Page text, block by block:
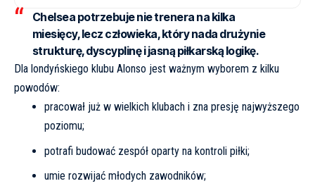
Chelsea potrzebuje nie trenera na kilka
miesięcy, lecz człowieka, który nada drużynie
strukturę, dyscyplinę i jasną piłkarską logikę.
Dla londyńskiego klubu Alonso jest ważnym wyborem z kilku
powodów:
pracował już w wielkich klubach i zna presję najwyższego
poziomu;
potrafi budować zespół oparty na kontroli piłki;
umie rozwijać młodych zawodników;